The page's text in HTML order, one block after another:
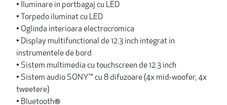
• Iluminare in portbagaj cu LED
• Torpedo iluminat cu LED
• Oglinda interioara electrocromica
• Display multifunctional de 12.3 inch integrat in
instrumentele de bord
• Sistem multimedia cu touchscreen de 12.3 inch
• Sistem audio SONY™ cu 8 difuzoare (4x mid-woofer, 4x
tweetere)
• Bluetooth®